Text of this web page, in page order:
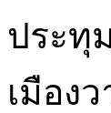
ประทุ
เมือง